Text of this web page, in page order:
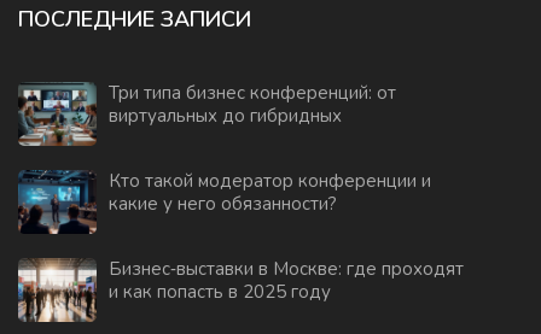
ПОСЛЕДНИЕ ЗАПИСИ
Три типа бизнес конференций: от
виртуальных до гибридных
Кто такой модератор конференции и
какие у него обязанности?
Бизнес‑выставки в Москве: где проходят
и как попасть в 2025 году